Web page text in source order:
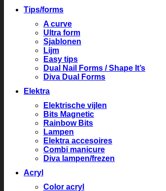
Tips/forms
A curve
Ultra form
Sjablonen
Lijm
Easy tips
Dual Nail Forms / Shape It’s
Diva Dual Forms
Elektra
Elektrische vijlen
Bits Magnetic
Rainbow Bits
Lampen
Elektra accesoires
Combi manicure
Diva lampen/frezen
Acryl
Color acryl